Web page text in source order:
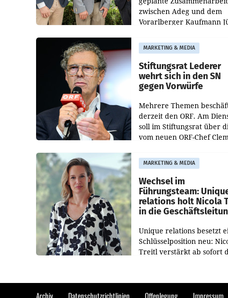
zwischen Adeg und dem
Vorarlberger Kaufmann
freigegeben: Die
und der
MARKETING & MEDIA
Stiftungsrat Lederer
wehrt sich in den SN
gegen Vorwürfe
Mehrere Themen
derzeit den ORF. Am
soll im Stiftungsrat über
vom neuen ORF-Chef
Besetzungen für die
Direktionen abgestimmt
werden.
MARKETING & MEDIA
Wechsel im
Führungsteam:
relations holt Nicola
in die
Unique relations besetzt
Schlüsselposition neu:
Treitl verstärkt ab sofort
Josef Kalina und Anna
Mahr.
Archiv Datenschutzrichtlinien Offenlegung Impressum